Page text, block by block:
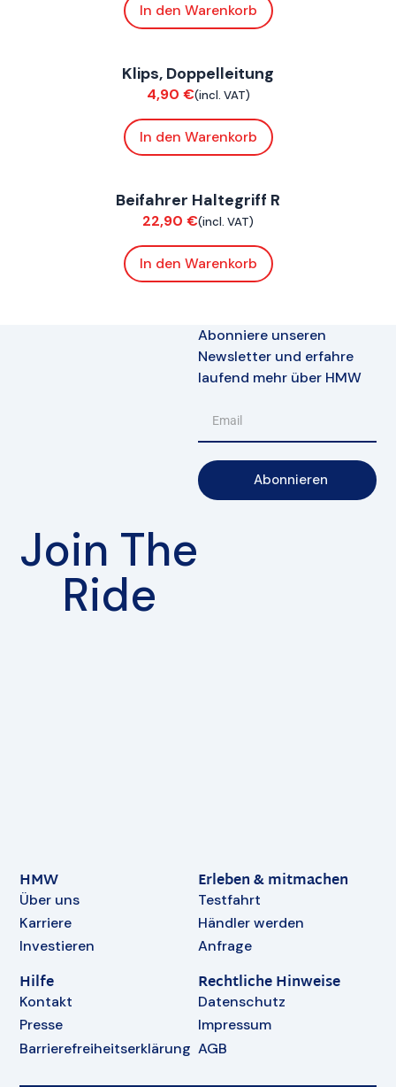
In den Warenkorb
Klips, Doppelleitung
4,90 €(incl. VAT)
In den Warenkorb
Beifahrer Haltegriff R
22,90 €(incl. VAT)
In den Warenkorb
Join The
Ride
Abonniere unseren
Newsletter und erfahre
laufend mehr über HMW
Abonnieren
HMW
Über uns
Karriere
Investieren
Erleben & mitmachen
Testfahrt
Händler werden
Anfrage
Hilfe
Kontakt
Presse
Barrierefreiheitserklärung
Rechtliche Hinweise
Datenschutz
Impressum
AGB